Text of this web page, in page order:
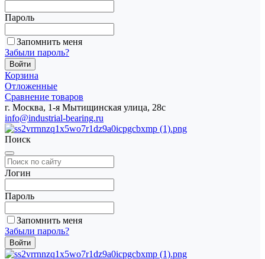
Пароль
Запомнить меня
Забыли пароль?
Корзина
Отложенные
Сравнение товаров
г. Москва, 1-я Мытищинская улица, 28с
info@industrial-bearing.ru
Поиск
Логин
Пароль
Запомнить меня
Забыли пароль?